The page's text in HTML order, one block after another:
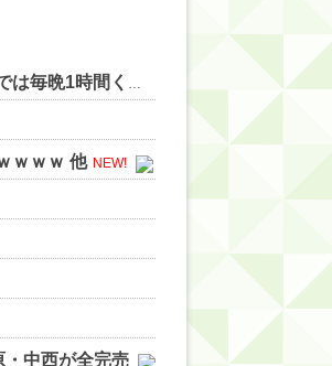
【ホロライブ】アキロゼ、映画をきっかけに「ちいかわ」にどハマり「今では毎晩1時間くらい見ながら入眠しています」 他
ｗｗｗ 他 NEW!
中西が全完売